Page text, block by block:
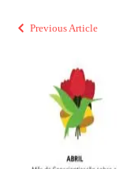
Previous Article